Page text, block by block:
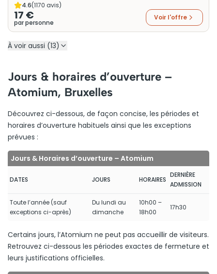
4.6(1170 avis)
17 €
par personne
Voir l'offre
À voir aussi (13)
Jours & horaires d’ouverture –
Atomium, Bruxelles
Découvrez ci-dessous, de façon concise, les périodes et
horaires d’ouverture habituels ainsi que les exceptions
prévues :
Jours & Horaires d’ouverture – Atomium
DATES JOURS HORAIRES
DERNIÈRE
ADMISSION
Toute l’année (sauf
exceptions ci-après)
Du lundi au
dimanche
10h00 –
18h00
17h30
Certains jours, l’Atomium ne peut pas accueillir de visiteurs.
Retrouvez ci-dessous les périodes exactes de fermeture et
leurs justifications officielles.